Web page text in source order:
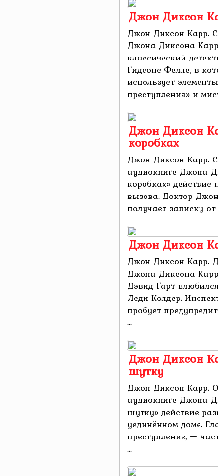
Джон Диксон
Джон Диксон Карр.
Джона Диксона
классический
Гидеоне Фелле, в
использует
преступления» и
Джон Диксон
коробках
Джон Диксон Карр.
аудиокниге Джона
коробках» действие
вызова. Доктор
получает записку
Джон Диксон
Джон Диксон Карр.
Джона Диксона
Дэвид Гарт
Леди Колдер.
пробует
...
Джон Диксон
шутку
Джон Диксон Карр.
аудиокниге Джона
шутку» действие
уединённом доме.
преступление, —
...